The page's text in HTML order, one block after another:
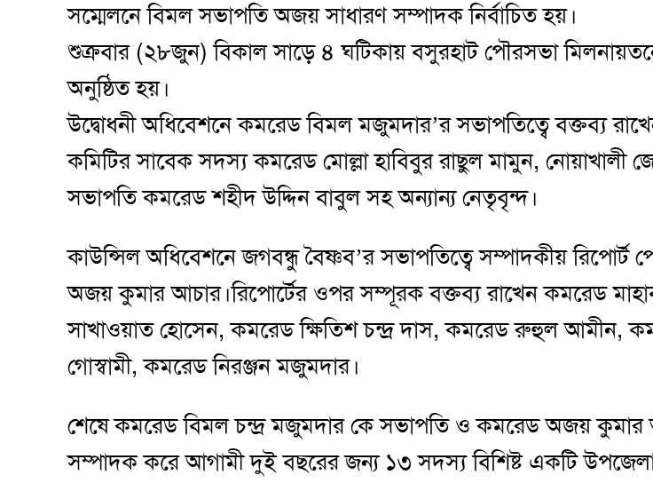
সম্মেলনে বিমল সভাপতি অজয় সাধারণ সম্পাদক নির্বাচিত হয়।
শুক্রবার (২৮জুন) বিকাল সাড়ে ৪ ঘটিকায় বসুরহাট পৌরসভা
অনুষ্ঠিত হয়।
উদ্বোধনী অধিবেশনে কমরেড বিমল মজুমদার’র সভাপতিত্বে বক্তব্য রাখেন
কমিটির সাবেক সদস্য কমরেড মোল্লা হাবিবুর রাছুল মামুন, নোয়াখালী
সভাপতি কমরেড শহীদ উদ্দিন বাবুল সহ অন্যান্য নেতৃবৃন্দ।
কাউন্সিল অধিবেশনে জগবন্ধু বৈষ্ণব’র সভাপতিত্বে সম্পাদকীয়
অজয় কুমার আচার।রিপোর্টের ওপর সম্পূরক বক্তব্য রাখেন কমরেড
সাখাওয়াত হোসেন, কমরেড ক্ষিতিশ চন্দ্র দাস, কমরেড রুহুল আমীন,
গোস্বামী, কমরেড নিরঞ্জন মজুমদার।
শেষে কমরেড বিমল চন্দ্র মজুমদার কে সভাপতি ও কমরেড অজয় কুমার
সম্পাদক করে আগামী দুই বছরের জন্য ১৩ সদস্য বিশিষ্ট একটি